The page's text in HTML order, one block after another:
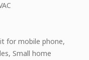
for mobile phone,
Small home